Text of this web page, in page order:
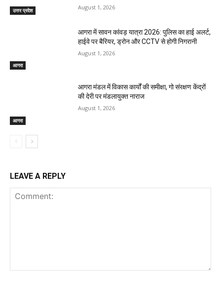
उत्तर प्रदेश August 1, 2026
आगरा
आगरा में सावन कांवड़ यात्रा 2026: पुलिस का हाई अलर्ट,
हाईवे पर बैरियर, ड्रोन और CCTV से होगी निगरानी
August 1, 2026
आगरा
आगरा मंडल में विकास कार्यों की समीक्षा, गो संरक्षण केंद्रों
की देरी पर मंडलायुक्त नाराज
August 1, 2026
LEAVE A REPLY